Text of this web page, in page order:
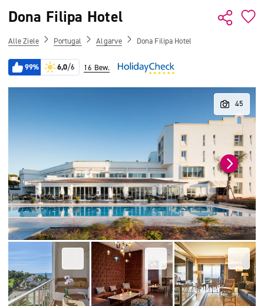
Dona Filipa Hotel
Alle Ziele Portugal Algarve Dona Filipa Hotel
99% 6,0/6 16 Bew.